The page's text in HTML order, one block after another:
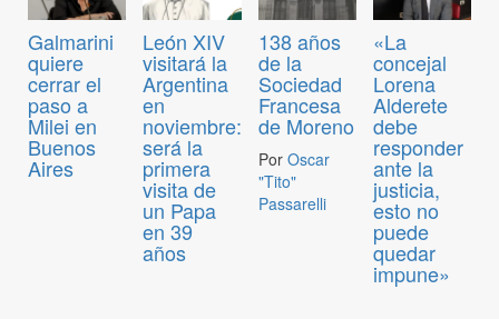
Galmarini
quiere
cerrar el
paso a
Milei en
Buenos
Aires
León XIV
visitará la
Argentina
en
noviembre:
será la
primera
visita de
un Papa
en 39
años
138 años
de la
Sociedad
Francesa
de Moreno
Por Oscar
"Tito"
Passarelli
«La
concejal
Lorena
Alderete
debe
responder
ante la
justicia,
esto no
puede
quedar
impune»